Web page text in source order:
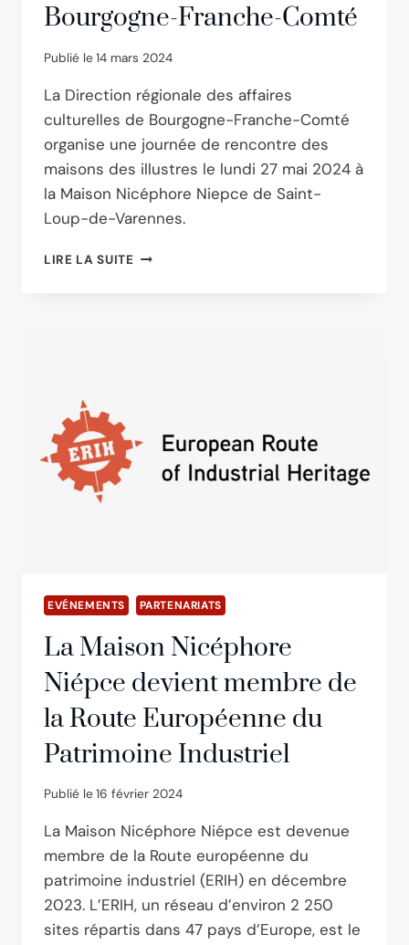
Bourgogne-Franche-Comté
Publié le14 mars 2024
La Direction régionale des affaires
culturelles de Bourgogne-Franche-Comté
organise une journée de rencontre des
maisons des illustres le lundi 27 mai 2024 à
la Maison Nicéphore Niepce de Saint-
Loup-de-Varennes.
LIRE LA SUITELA
D’ILLUSTRES
BOURGOGNE-
EVÉNEMENTS PARTENARIATS
La Maison Nicéphore
Niépce devient membre de
la Route Européenne du
Patrimoine Industriel
Publié le16 février 2024
La Maison Nicéphore Niépce est devenue
membre de la Route européenne du
patrimoine industriel (ERIH) en décembre
2023. L’ERIH, un réseau d’environ 2 250
sites répartis dans 47 pays d’Europe, est le